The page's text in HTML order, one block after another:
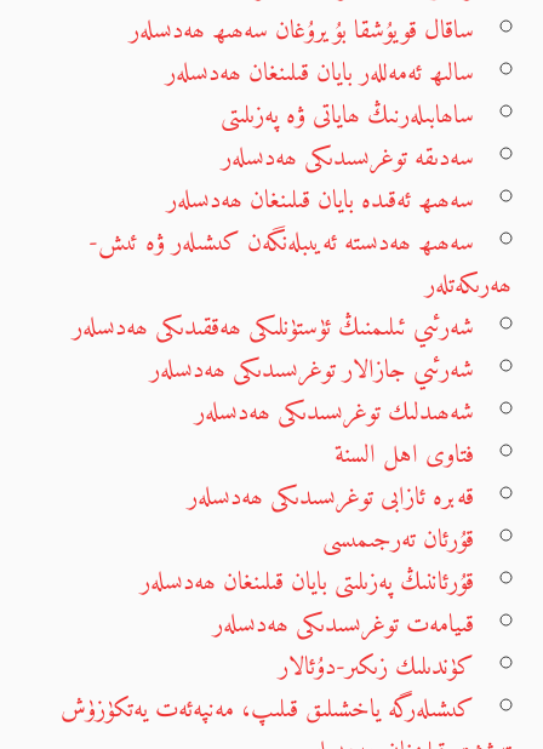
ساقال قويۇشقا بۇيرۇغان سەھىھ ھەدىسلەر
سالىھ ئەمەللەر بايان قىلىنغان ھەدىسلەر
ساھابىلەرنىڭ ھاياتى ۋە پەزىلىتى
سەدىقە توغرىسىدىكى ھەدىسلەر
سەھىھ ئەقىدە بايان قىلىنغان ھەدىسلەر
سەھىھ ھەدىستە ئەيىبلەنگەن كىشىلەر ۋە ئىش-
ھەرىكەتلەر
شەرئىي ئىلىمنىڭ ئۈستۈنلىكى ھەققىدىكى ھەدىسلەر
شەرئىي جازالار توغرىسىدىكى ھەدىسلەر
شەھىدلىك توغرىسىدىكى ھەدىسلەر
فتاوى اهل السنة
قەبرە ئازابى توغرىسىدىكى ھەدىسلەر
قۇرئان تەرجىمىسى
قۇرئاننىڭ پەزىلىتى بايان قىلىنغان ھەدىسلەر
قىيامەت توغرىسىدىكى ھەدىسلەر
كۈندىلىك زىكىر-دۇئالار
كىشىلەرگە ياخشىلىق قىلىپ، مەنپەئەت يەتكۈزۈش